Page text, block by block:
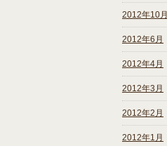
2012年10月
2012年6月
2012年4月
2012年3月
2012年2月
2012年1月